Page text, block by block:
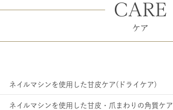
CARE
ケア
ネイルマシンを使用した甘皮ケア(ドライケア)
ネイルマシンを使用した甘皮・爪まわりの角質ケア